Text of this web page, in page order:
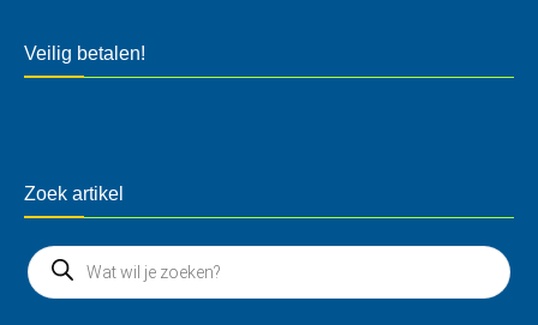
Veilig betalen!
Zoek artikel